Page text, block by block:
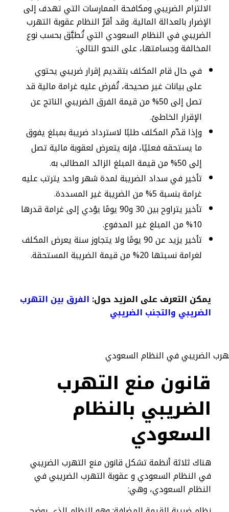
الالتزام الضريبي ومكافحة الممارسات التي تهدف إلى
الإضرار بالعدالة المالية. وقد أقرّ النظام عقوبة التهرب
الضريبي في النظام السعودي التي تُطبَّق بحسب نوع
المخالفة وجسامتها، على النحو التالي:
في حال قام المكلف بتقديم إقرار ضريبي يحتوي
على بيانات غير صحيحة، تُفرض عليه غرامة مالية قد
تصل إلى 50% من قيمة الفرق الضريبي الناتج عن
الإقرار الخاطئ.
وإذا قدّم المكلف طلبًا لاسترداد ضريبة بمبلغ يفوق
ما يستحقه فعليًا، فإنه يتعرض لعقوبة مالية تصل
إلى 50% من قيمة المبلغ الزائد المطالب به.
تأخير في سداد الضريبة لمدة شهر واحد يترتب عليه
غرامة بنسبة 5% من الضريبة غير المسددة.
تأخير يتراوح بين 30 و90 يومًا يؤدي إلى غرامة قدرها
10% من المبلغ غير المدفوع.
تأخير يزيد عن 90 يومًا ولا يتجاوز سنة يعرض المكلف
لغرامة نسبتها 20% من قيمة الضريبة المستحقة.
يمكن التعرف على المزيد حول: الفرق بين التهرب
الضريبي والتجنب الضريبي
قانون منع التهرب
الضريبي بالنظام
السعودي
هناك ثلاثة أنظمة تشكل قانون منع التهرب الضريبي
في النظام السعودي و عقوبة التهرب الضريبي في
النظام السعودي، وهي: